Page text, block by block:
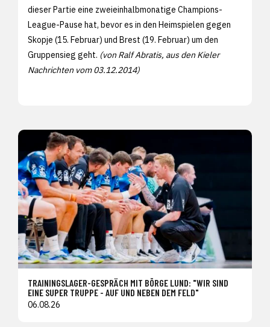
dieser Partie eine zweieinhalbmonatige Champions-
League-Pause hat, bevor es in den Heimspielen gegen
Skopje (15. Februar) und Brest (19. Februar) um den
Gruppensieg geht. (von Ralf Abratis, aus den Kieler
Nachrichten vom 03.12.2014)
TRAININGSLAGER-GESPRÄCH MIT BÖRGE LUND: "WIR SIND
EINE SUPER TRUPPE - AUF UND NEBEN DEM FELD"
06.08.26